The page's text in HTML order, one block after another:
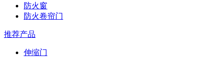
防火窗
防火卷帘门
推荐产品
伸缩门